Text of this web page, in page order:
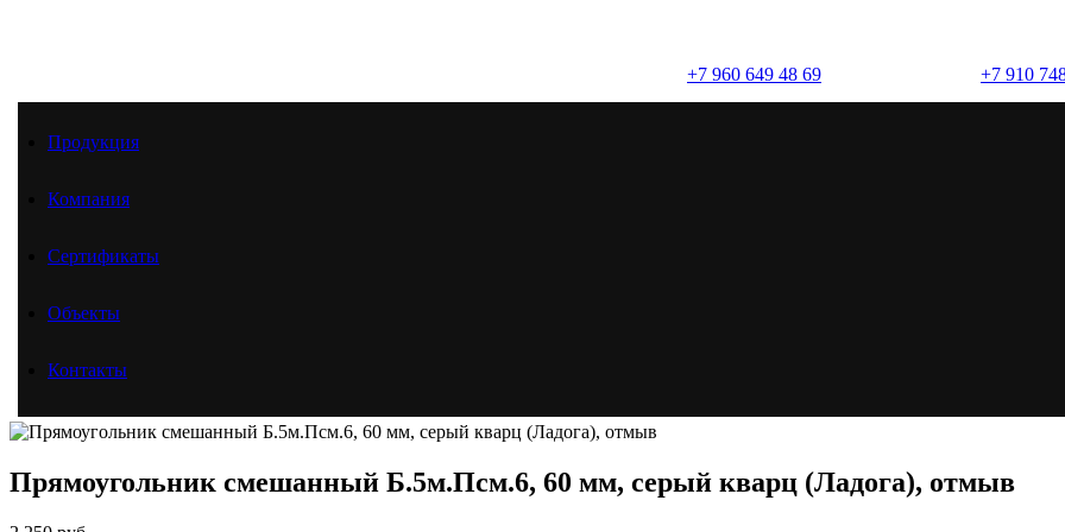
+7 960 649 48 69 +7 910
Продукция
Сертификаты
Продукция
Компания
Сертификаты
Объекты
Контакты
Продукция
Тротуарная плитка
Поверхность «Отмыв»
Прямоугольник смешанный Б.5м.Псм.6, 60 мм, серый кварц (Ладога), отмыв